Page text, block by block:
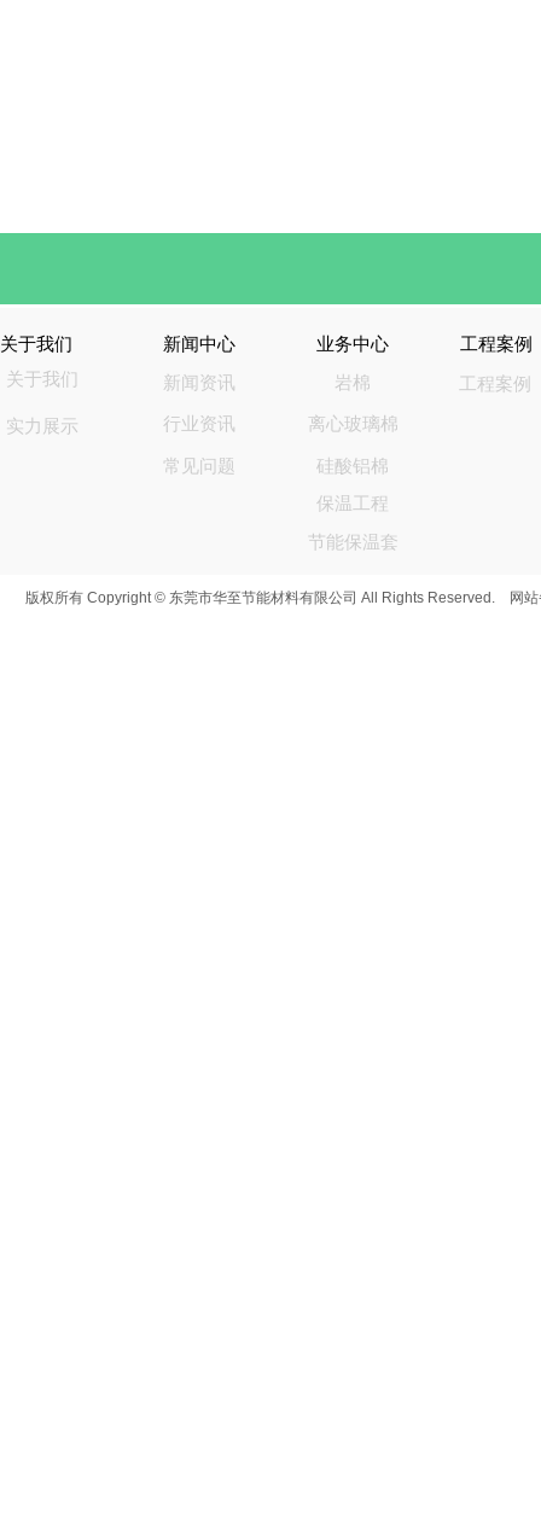
实力展示
关于我们
关于我们 新闻中心 业务中心
工程案例
新闻资讯
行业资讯
常见问题
岩棉
离心玻璃棉
硅酸铝棉
保温工程
节能保温套
工程案例
版权所有 Copyright © 东莞市华至节能材料有限公司 All Rights Reserved. 网站